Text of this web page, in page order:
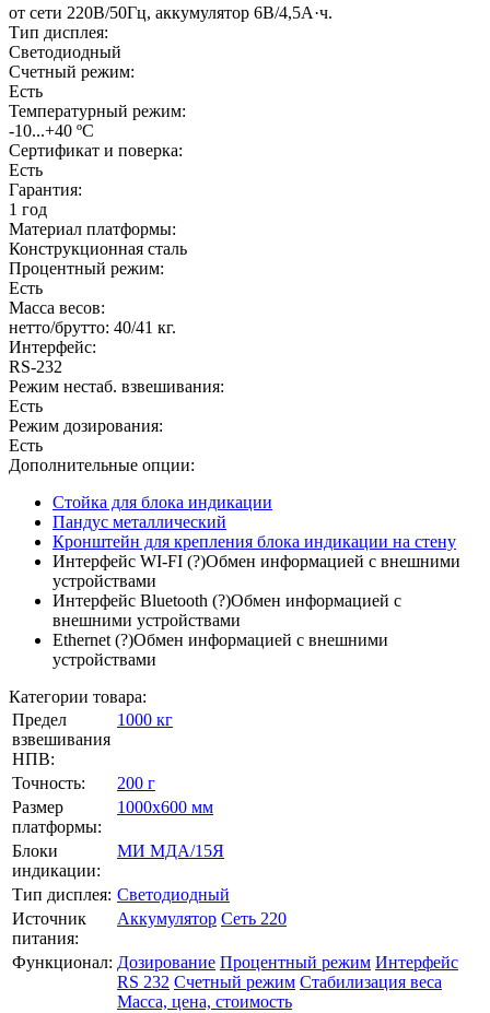
от сети 220В/50Гц, аккумулятор 6В/4,5А·ч.
Тип дисплея:
Светодиодный
Счетный режим:
Есть
Температурный режим:
-10...+40 ºС
Сертификат и поверка:
Есть
Гарантия:
1 год
Материал платформы:
Конструкционная сталь
Процентный режим:
Есть
Масса весов:
нетто/брутто: 40/41 кг.
Интерфейс:
RS-232
Режим нестаб. взвешивания:
Есть
Режим дозирования:
Есть
Дополнительные опции:
Стойка для блока индикации
Пандус металлический
Кронштейн для крепления блока индикации на стену
Интерфейс WI-FI (?)Обмен информацией с внешними
устройствами
Интерфейс Bluetooth (?)Обмен информацией с
внешними устройствами
Ethernet (?)Обмен информацией с внешними
устройствами
Категории товара:
Предел
взвешивания
НПВ:
1000 кг
Точность:
200 г
Размер
платформы:
1000х600 мм
Блоки
индикации:
МИ МДА/15Я
Тип дисплея: Светодиодный
Источник
питания:
Аккумулятор Сеть 220
Функционал: Дозирование Процентный режим Интерфейс
RS 232 Счетный режим Стабилизация веса
Масса, цена, стоимость